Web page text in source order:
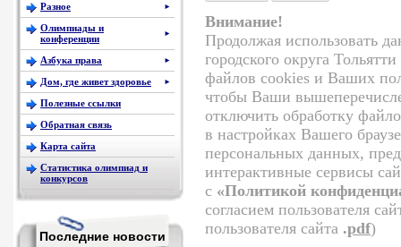
Внимание!
Продолжая использовать
городского округа
файлов cookies и Ваших
чтобы Ваши
отключить обработку
в настройках Вашего
персональных данных,
интерактивные сервисы
с «Политикой
согласием пользователя
пользователя сайта .pdf)
Разное ►
Олимпиады и
конференции
►
Азбука права ►
Дом, где живет здоровье ►
Полезные ссылки
Обратная связь
Карта сайта
Статистика олимпиад и
конкурсов
Последние новости